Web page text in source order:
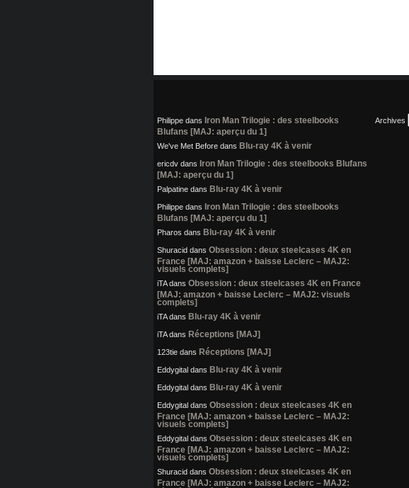
Philippe dans Iron Man Trilogie : des steelbooks
Blufans [MAJ: aperçu du 1]
We've Met Before dans Blu-ray 4K à venir
ericdv dans Iron Man Trilogie : des steelbooks Blufans
[MAJ: aperçu du 1]
Palpatine dans Blu-ray 4K à venir
Philippe dans Iron Man Trilogie : des steelbooks
Blufans [MAJ: aperçu du 1]
Pharos dans Blu-ray 4K à venir
Shuracid dans Obsession : deux steelcases 4K en
France [MAJ: amazon + baisse Leclerc – MAJ2:
visuels complets]
iTAdans Obsession : deux steelcases 4K en France
[MAJ: amazon + baisse Leclerc – MAJ2: visuels
complets]
iTAdans Blu-ray 4K à venir
iTAdans Réceptions [MAJ]
123tie dans Réceptions [MAJ]
Eddygital dans Blu-ray 4K à venir
Eddygital dans Blu-ray 4K à venir
Eddygital dans Obsession : deux steelcases 4K en
France [MAJ: amazon + baisse Leclerc – MAJ2:
visuels complets]
Eddygital dans Obsession : deux steelcases 4K en
France [MAJ: amazon + baisse Leclerc – MAJ2:
visuels complets]
Shuracid dans Obsession : deux steelcases 4K en
France [MAJ: amazon + baisse Leclerc – MAJ2:
Archives